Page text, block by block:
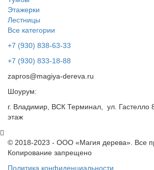
Этажерки
Лестницы
Все категории
+7 (930) 838-63-33
+7 (930) 833-18-88
zapros@magiya-dereva.ru
Шоурум:
г. Владимир, ВСК Терминал, ул. Гастелло
этаж
© 2018-2023 - ООО «Магия дерева». Все
Копирование запрещено
Политика конфиденциальности